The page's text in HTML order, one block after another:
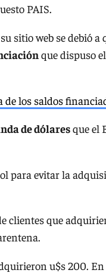
PAIS.
sitio web se debió a
que dispuso el
de los saldos
de dólaresque el
para evitar la
clientes que
u$s 200. En